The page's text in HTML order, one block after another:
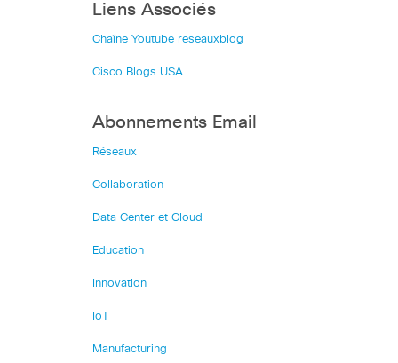
Liens Associés
Chaîne Youtube reseauxblog
Cisco Blogs USA
Abonnements Email
Réseaux
Collaboration
Data Center et Cloud
Education
Innovation
IoT
Manufacturing